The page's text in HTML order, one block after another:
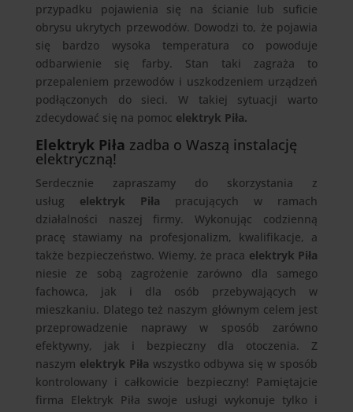
przypadku pojawienia się na ścianie lub suficie
obrysu ukrytych przewodów. Dowodzi to, że pojawia
się bardzo wysoka temperatura co powoduje
odbarwienie się farby. Stan taki zagraża to
przepaleniem przewodów i uszkodzeniem urządzeń
podłączonych do sieci. W takiej sytuacji warto
zdecydować się na pomoc elektryk Piła.
Elektryk Piła zadba o Waszą instalację
elektryczną!
Serdecznie zapraszamy do skorzystania z
usług elektryk Piła pracujących w ramach
działalności naszej firmy. Wykonując codzienną
pracę stawiamy na profesjonalizm, kwalifikacje, a
także bezpieczeństwo. Wiemy, że praca elektryk Piła
niesie ze sobą zagrożenie zarówno dla samego
fachowca, jak i dla osób przebywających w
mieszkaniu. Dlatego też naszym głównym celem jest
przeprowadzenie naprawy w sposób zarówno
efektywny, jak i bezpieczny dla otoczenia. Z
naszym elektryk Piła wszystko odbywa się w sposób
kontrolowany i całkowicie bezpieczny! Pamiętajcie
firma Elektryk Piła swoje usługi wykonuje tylko i